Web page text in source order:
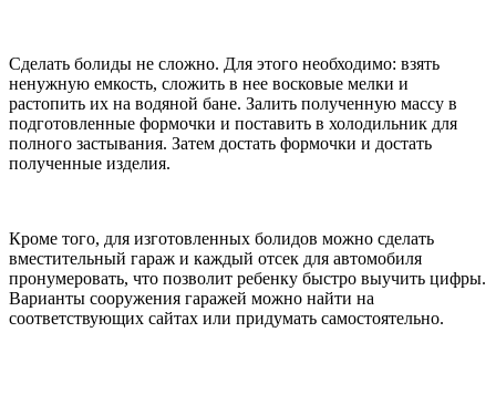
Сделать болиды не сложно. Для этого необходимо: взять
ненужную емкость, сложить в нее восковые мелки и
растопить их на водяной бане. Залить полученную массу в
подготовленные формочки и поставить в холодильник для
полного застывания. Затем достать формочки и достать
полученные изделия.
Кроме того, для изготовленных болидов можно сделать
вместительный гараж и каждый отсек для автомобиля
пронумеровать, что позволит ребенку быстро выучить цифры.
Варианты сооружения гаражей можно найти на
соответствующих сайтах или придумать самостоятельно.